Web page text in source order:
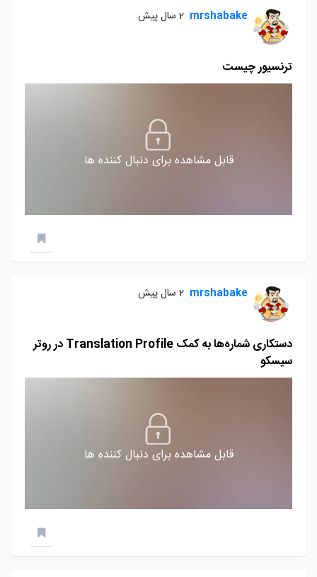
mrshabake 2 سال پیش
ترنسیور چیست
قابل مشاهده برای دنبال کننده ها
mrshabake 2 سال پیش
دستکاری شماره‌ها به کمک Translation Profile در روتر
سیسکو
قابل مشاهده برای دنبال کننده ها